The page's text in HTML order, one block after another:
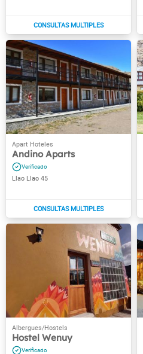
Andino Aparts
Llao Llao 45
Hostel Wenuy